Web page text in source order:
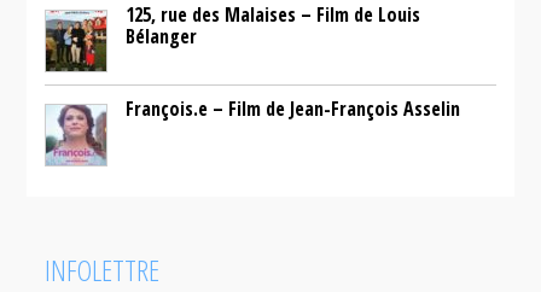
125, rue des Malaises – Film de Louis
Bélanger
François.e – Film de Jean-François Asselin
INFOLETTRE